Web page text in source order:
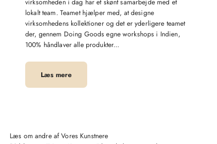
lokalt team. Teamet hjælper med, at designe
virksomhedens kollektioner og det er yderligere teamet
der, gennem Doing Goods egne workshops i Indien,
100% håndlaver alle produkter...
Læs mere